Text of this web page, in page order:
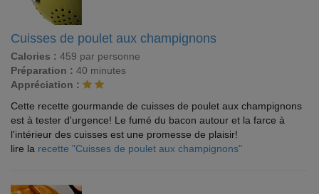
Cuisses de poulet aux champignons
Calories : 459 par personne
Préparation : 40 minutes
Appréciation :
Cette recette gourmande de cuisses de poulet aux champignons
est à tester d'urgence! Le fumé du bacon autour et la farce à
l'intérieur des cuisses est une promesse de plaisir!
lire la recette "Cuisses de poulet aux champignons"